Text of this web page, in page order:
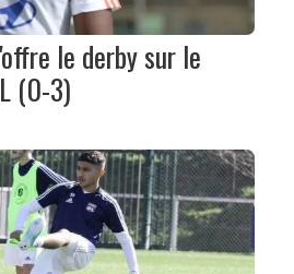
le derby sur le
(0-3)